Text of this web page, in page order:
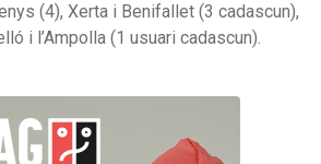
(4), Xerta i Benifallet (3 cadascun),
i l’Ampolla (1 usuari cadascun).